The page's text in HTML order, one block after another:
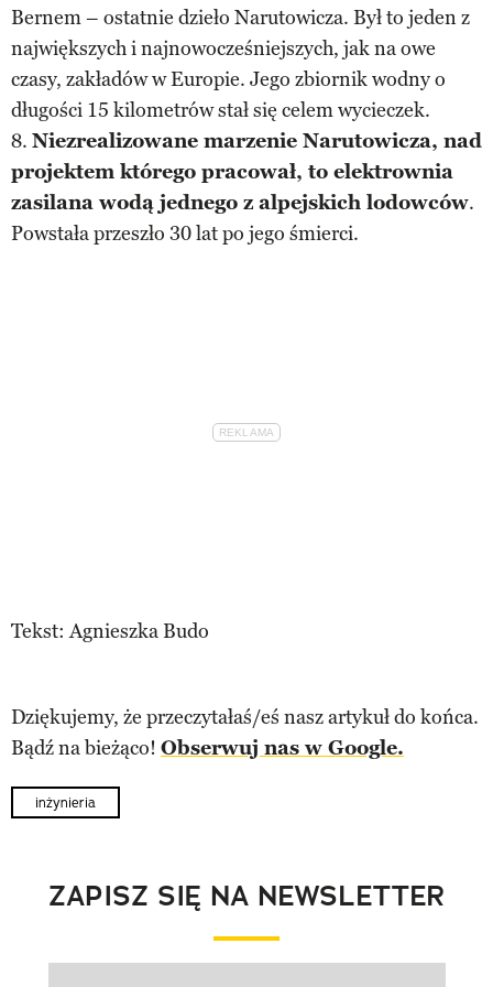
Bernem – ostatnie dzieło Narutowicza. Był to jeden z
największych i najnowocześniejszych, jak na owe
czasy, zakładów w Europie. Jego zbiornik wodny o
długości 15 kilometrów stał się celem wycieczek.
8. Niezrealizowane marzenie Narutowicza, nad
projektem którego pracował, to elektrownia
zasilana wodą jednego z alpejskich lodowców.
Powstała przeszło 30 lat po jego śmierci.
Tekst: Agnieszka Budo
Dziękujemy, że przeczytałaś/eś nasz artykuł do końca.
Bądź na bieżąco! Obserwuj nas w Google.
inżynieria
ZAPISZ SIĘ NA NEWSLETTER